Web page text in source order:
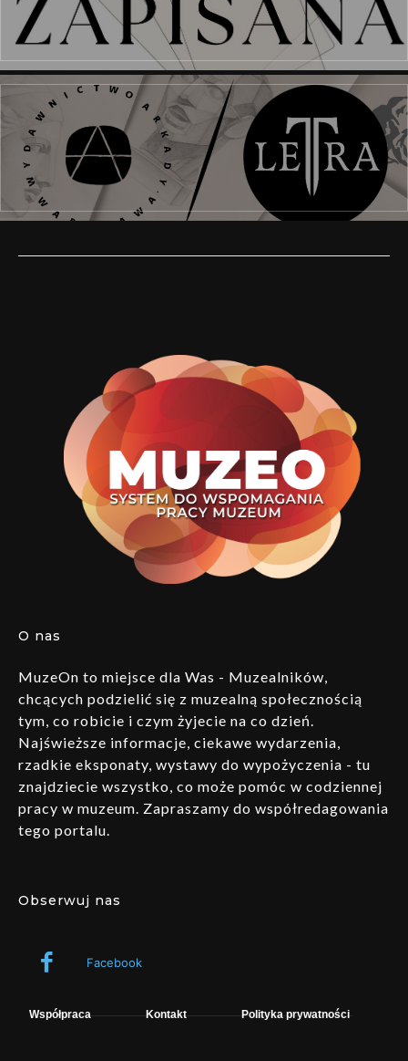
O nas
MuzeOn to miejsce dla Was - Muzealników,
chcących podzielić się z muzealną społecznością
tym, co robicie i czym żyjecie na co dzień.
Najświeższe informacje, ciekawe wydarzenia,
rzadkie eksponaty, wystawy do wypożyczenia - tu
znajdziecie wszystko, co może pomóc w codziennej
pracy w muzeum. Zapraszamy do współredagowania
tego portalu.
Obserwuj nas
Facebook
Współpraca Kontakt Polityka prywatności